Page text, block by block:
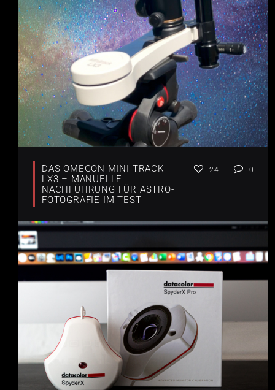
DAS OMEGON MINI TRACK
LX3 – MANUELLE
NACHFÜHRUNG FÜR ASTRO-
FOTOGRAFIE IM TEST
24 0